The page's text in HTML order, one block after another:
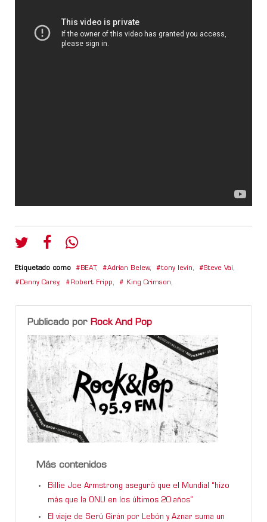
Etiquetado como BEAT , Adrian Belew, tony levin, Steve Vai,
Danny Carey, Robert Fripp, King Crimson,
Publicado por Rock And Pop
Más contenidos
Billie Joe Armstrong aseguró que el Mundial “hizo
más que la ONU en los últimos 20 años”
El viaje de Serú Girán por Lebón y Aznar suma un